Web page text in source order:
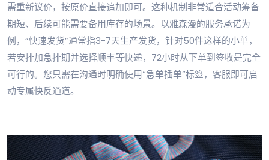
需重新议价，按原价直接追加即可。这种机制非常适合活动筹备
期短、后续可能需要备用库存的场景。以雅森漫的服务承诺为
例，“快速发货”通常指3-7天生产发货，针对50件这样的小单，
若安排加急排期并选择顺丰等快递，72小时从下单到签收是完全
可行的。您只需在沟通时明确使用“急单插单”标签，客服即可启
动专属快反通道。